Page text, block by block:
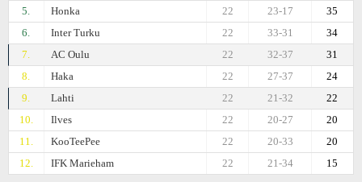
5.
Honka 35
23-17
22
6.
Inter Turku 34
33-31
22
7.
AC Oulu 31
32-37
22
8.
Haka 24
27-37
22
9.
Lahti 22
21-32
22
10.
Ilves 20
20-27
22
11.
KooTeePee 20
20-33
22
12.
IFK Marieham 15
21-34
22